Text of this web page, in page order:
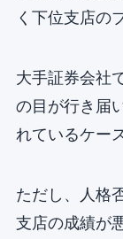
く下位支店の
大手証券会社
の目が行き届
れているケー
ただし、人格
支店の成績が